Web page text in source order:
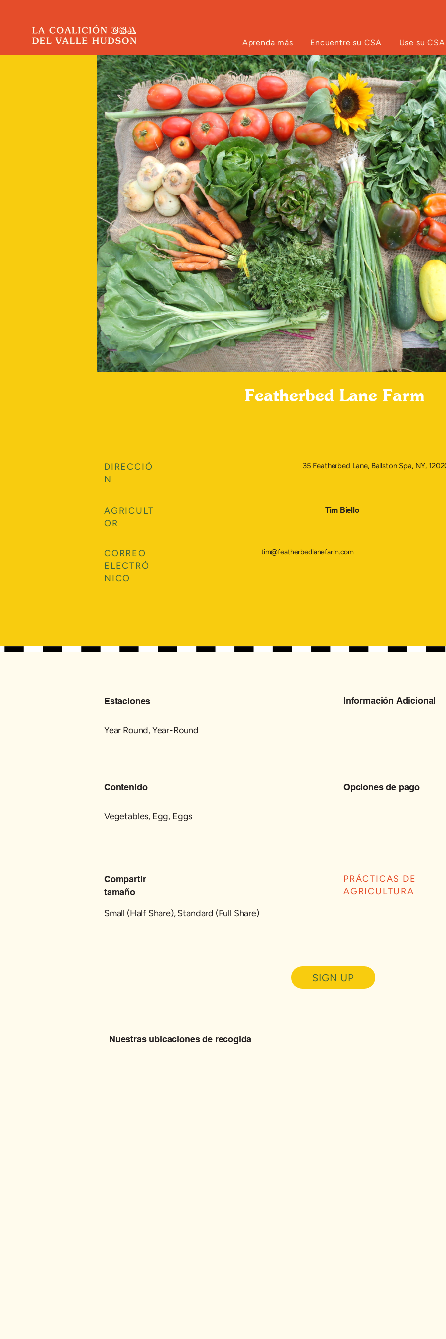
Aprenda más Encuentre su CSA Use su CSA
Featherbed Lane Farm
DIRECCIÓ
N
35 Featherbed Lane, Ballston Spa, NY,
AGRICULT
OR
Tim Biello
CORREO
ELECTRÓ
NICO
tim@featherbedlanefarm.com
Estaciones
Year Round, Year-Round
Información Adicional
Contenido
Vegetables, Egg, Eggs
Opciones de pago
Compartir
tamaño
Small (Half Share), Standard (Full Share)
PRÁCTICAS DE
AGRICULTURA
SIGN UP
Nuestras ubicaciones de recogida